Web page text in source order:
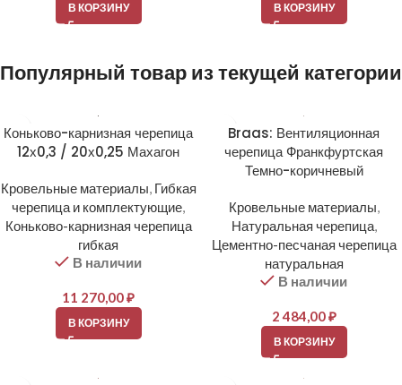
В КОРЗИНУ В КОРЗИНУ
Популярный товар из текущей категории
Коньково-карнизная черепица
12х0,3 / 20х0,25 Махагон
Кровельные материалы, Гибкая
черепица и комплектующие,
Коньково-карнизная черепица
гибкая
В наличии
11 270,00₽
В КОРЗИНУ
Braas: Вентиляционная
черепица Франкфуртская
Темно-коричневый
Кровельные материалы,
Натуральная черепица,
Цементно-песчаная черепица
натуральная
В наличии
2 484,00₽
В КОРЗИНУ